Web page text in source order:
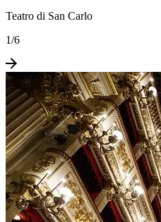
Teatro di San Carlo
1/6